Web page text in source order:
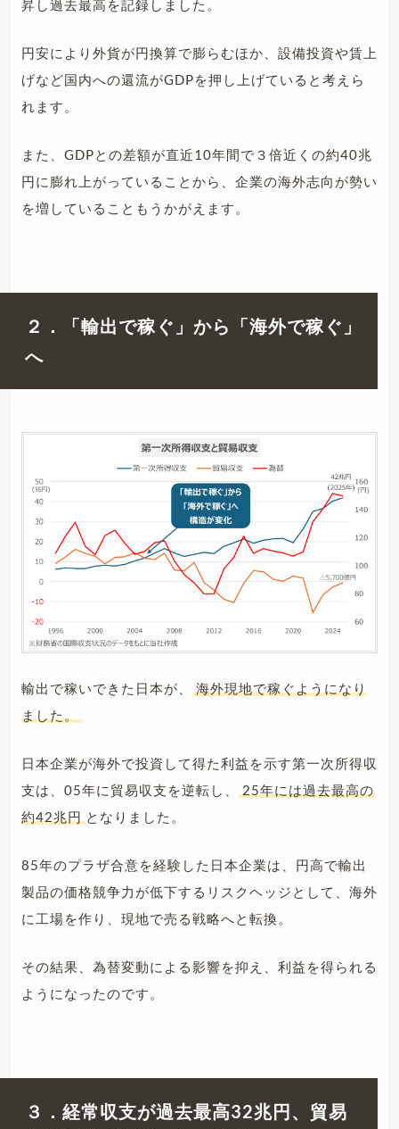
昇し過去最高を記録しました。
円安により外貨が円換算で膨らむほか、設備投資や賃上
げなど国内への還流がGDPを押し上げていると考えら
れます。
また、GDPとの差額が直近10年間で３倍近くの約40兆
円に膨れ上がっていることから、企業の海外志向が勢い
を増していることもうかがえます。
２．「輸出で稼ぐ」から「海外で稼ぐ」
へ
輸出で稼いできた日本が、
海外現地で稼ぐようになり
ました。
日本企業が海外で投資して得た利益を示す第一次所得収
支は、05年に貿易収支を逆転し、
25年には過去最高の
約42兆円 となりました。
85年のプラザ合意を経験した日本企業は、円高で輸出
製品の価格競争力が低下するリスクヘッジとして、海外
に工場を作り、現地で売る戦略へと転換。
その結果、為替変動による影響を抑え、利益を得られる
ようになったのです。
３．経常収支が過去最高32兆円、貿易